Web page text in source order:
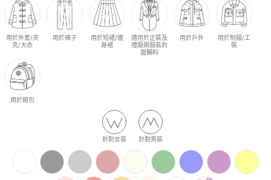
用於外套/夾
克/大衣
用於褲子
用於短裙/連
身裙
適用於正裝及
禮服類服裝的
面輔料
用於戶外
用於制服/工
裝
用於箱包
針對女裝 針對男裝